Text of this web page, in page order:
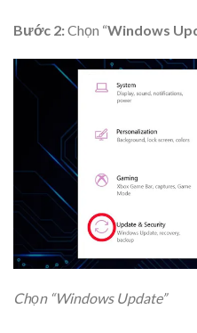
Bước 2:Chọn “Windows
Chọn “Windows Update”